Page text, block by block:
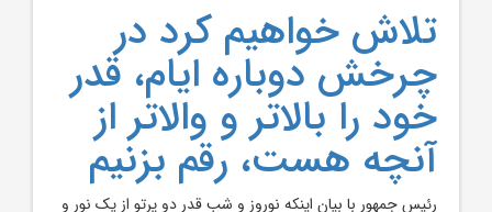
تلاش خواهيم کرد در
چرخش دوباره ايام، قدر
خود را بالاتر و والاتر از
آنچه هست، رقم بزنيم
رئيس جمهور با بيان اينکه نوروز و شب قدر دو پرتو از يک نور و